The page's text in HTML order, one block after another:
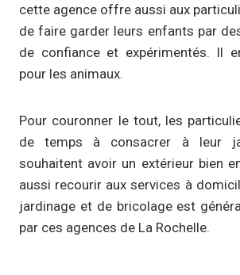
cette agence offre aussi aux
de faire garder leurs enfants par
de confiance et expérimentés. Il
pour les animaux.
Pour couronner le tout, les
de temps à consacrer à leur
souhaitent avoir un extérieur bien
aussi recourir aux services à
jardinage et de bricolage est
par ces agences de La Rochelle.